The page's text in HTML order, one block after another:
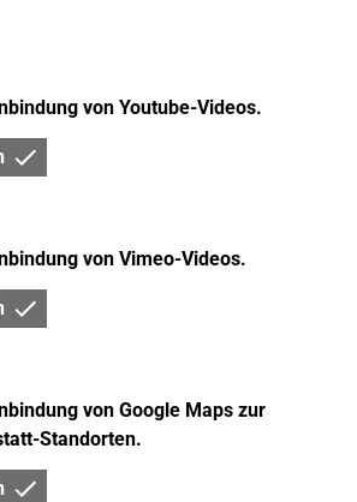
von Youtube-Videos.
von Vimeo-Videos.
von Google Maps zur
Standorten.